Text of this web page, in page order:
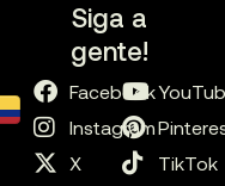
Siga a
gente!
Facebook
Instagram
X
TikTok